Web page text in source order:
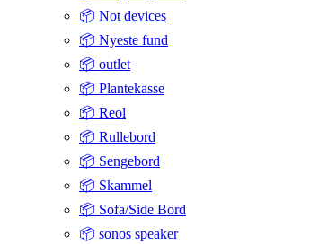
📦 Not devices
📦 Nyeste fund
📦 outlet
📦 Plantekasse
📦 Reol
📦 Rullebord
📦 Sengebord
📦 Skammel
📦 Sofa/Side Bord
📦 sonos speaker